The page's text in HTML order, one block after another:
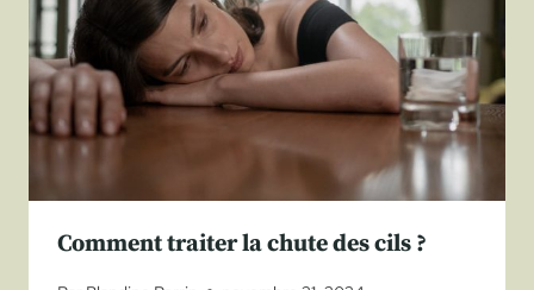
Comment traiter la chute des cils ?